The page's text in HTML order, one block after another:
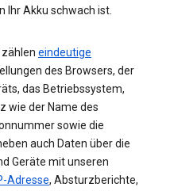
Ihr Akku schwach ist.
eindeutige
des Browsers, der
das Betriebssystem,
wie der Name des
sowie die
auch Daten über die
Geräte mit unseren
Adresse, Absturzberichte,